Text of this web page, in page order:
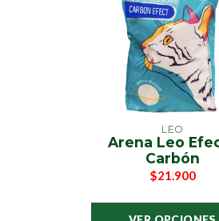
LEO
Arena Leo
Carbón
$21.900